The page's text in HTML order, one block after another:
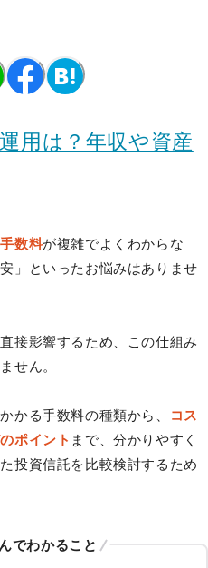
用は？年収や資産
手数料が複雑でよくわからな
」といったお悩みはありませ
接影響するため、この仕組み
せん。
かる手数料の種類から、
コス
ポイント まで、分かりやすく
投資信託を比較検討するため
でわかること